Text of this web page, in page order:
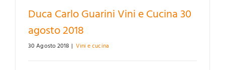
Duca Carlo Guarini Vini e Cucina 30
agosto 2018
30 Agosto 2018 | Vini e cucina